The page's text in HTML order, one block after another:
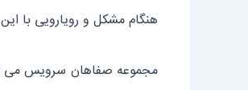
هنگام مشکل و رویارویی با
مجموعه صفاهان سرویس می